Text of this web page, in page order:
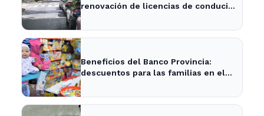
renovación de licencias de conducir
Beneficios del Banco Provincia:
descuentos para las familias en el